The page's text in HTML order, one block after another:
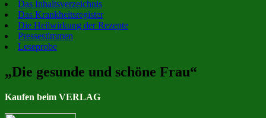
Das Inhaltsverzeichnis
Das Krankheitsregister
Die Heilwirkung der Rezepte
Pressestimmen
Leseprobe
„Die gesunde und schöne Frau“
Kaufen beim VERLAG